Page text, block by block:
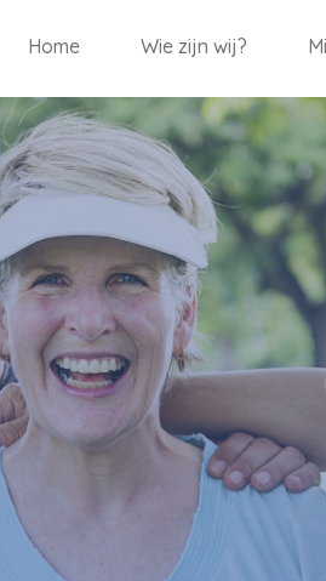
Home Wie zijn wij?